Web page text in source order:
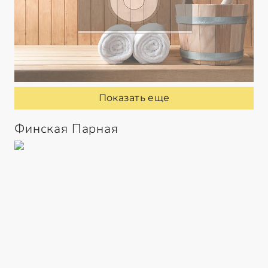
Показать еще
Финская Парная